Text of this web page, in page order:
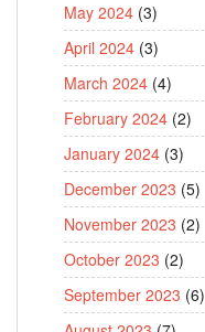
May 2024 (3)
April 2024 (3)
March 2024 (4)
February 2024 (2)
January 2024 (3)
December 2023 (5)
November 2023 (2)
October 2023 (2)
September 2023 (6)